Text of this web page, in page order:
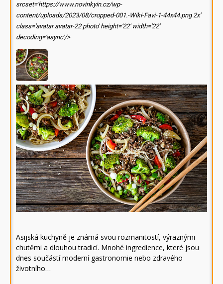
srcset='https://www.novinkyin.cz/wp-
content/uploads/2023/08/cropped-001.-Wiki-Favi-1-44x44.png 2x'
class='avatar avatar-22 photo' height='22' width='22'
decoding='async'/>
Asijská kuchyně je známá svou rozmanitostí, výraznými
chutěmi a dlouhou tradicí. Mnohé ingredience, které jsou
dnes součástí moderní gastronomie nebo zdravého
životního…